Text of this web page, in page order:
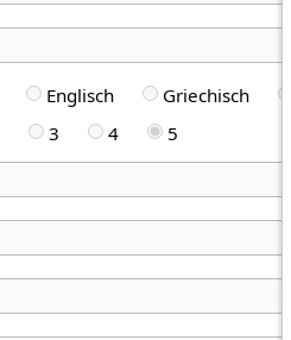
Englisch
Griechisch
3 4
5